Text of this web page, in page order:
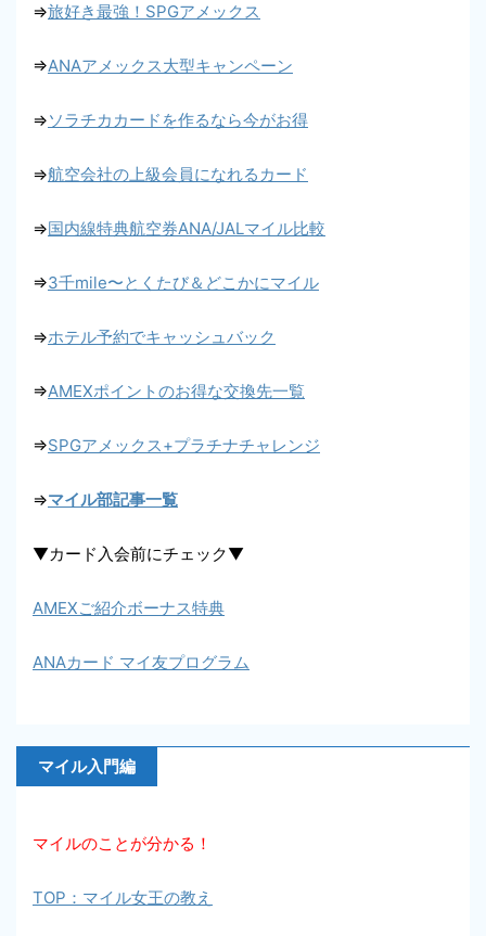
⇒旅好き最強！SPGアメックス
⇒ANAアメックス大型キャンペーン
⇒ソラチカカードを作るなら今がお得
⇒航空会社の上級会員になれるカード
⇒国内線特典航空券ANA/JALマイル比較
⇒3千mile〜とくたび＆どこかにマイル
⇒ホテル予約でキャッシュバック
⇒AMEXポイントのお得な交換先一覧
⇒SPGアメックス+プラチナチャレンジ
⇒マイル部記事一覧
▼カード入会前にチェック▼
AMEXご紹介ボーナス特典
ANAカード マイ友プログラム
マイル入門編
マイルのことが分かる！
TOP：マイル女王の教え